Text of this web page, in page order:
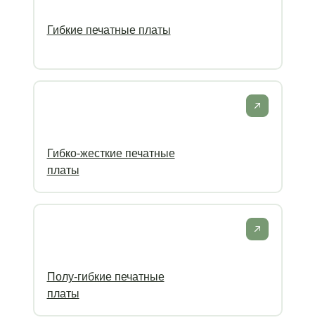
Гибко-жесткие печатные
платы
Полу-гибкие печатные
платы
Гибкие печатные платы